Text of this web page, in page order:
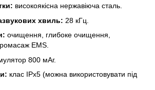
високоякісна нержавіюча сталь.
хвиль: 28 кГц.
очищення, глибоке очищення,
EMS.
800 мАг.
клас IPx5 (можна використовувати під